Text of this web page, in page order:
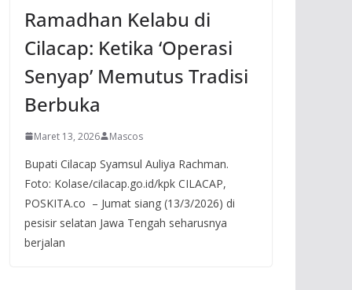
Ramadhan Kelabu di
Cilacap: Ketika ‘Operasi
Senyap’ Memutus Tradisi
Berbuka
Maret 13, 2026 Mascos
Bupati Cilacap Syamsul Auliya Rachman.
Foto: Kolase/cilacap.go.id/kpk CILACAP,
POSKITA.co – Jumat siang (13/3/2026) di
pesisir selatan Jawa Tengah seharusnya
berjalan